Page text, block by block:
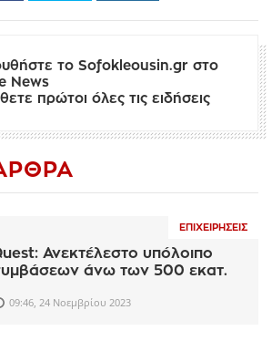
το Sofokleousin.gr στο
News
πρώτοι όλες τις ειδήσεις
ΕΠΙΧΕΙΡΉΣΕΙΣ
Ανεκτέλεστο υπόλοιπο
άνω των 500 εκατ.
09:46, 24 Νοεμβρίου 2023